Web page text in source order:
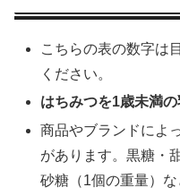
こちらの表の数字は
ください。
はちみつを1歳未満
商品やブランドによ
があります。黒糖・
砂糖（1個の重量）